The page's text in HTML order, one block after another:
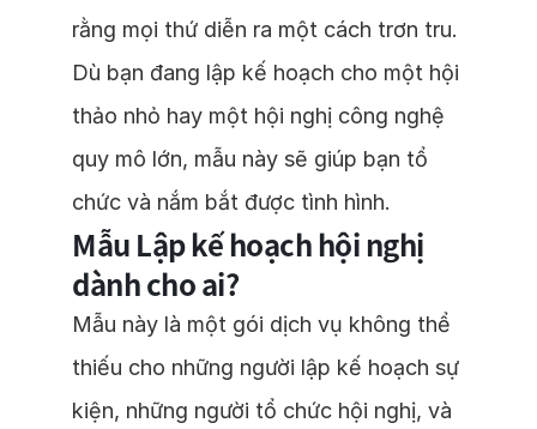
rằng mọi thứ diễn ra một cách trơn tru.
Dù bạn đang lập kế hoạch cho một hội
thảo nhỏ hay một hội nghị công nghệ
quy mô lớn, mẫu này sẽ giúp bạn tổ
chức và nắm bắt được tình hình.
Mẫu Lập kế hoạch hội nghị
dành cho ai?
Mẫu này là một gói dịch vụ không thể
thiếu cho những người lập kế hoạch sự
kiện, những người tổ chức hội nghị, và